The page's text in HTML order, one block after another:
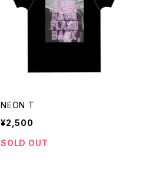
NEON T
¥2,500
SOLD OUT